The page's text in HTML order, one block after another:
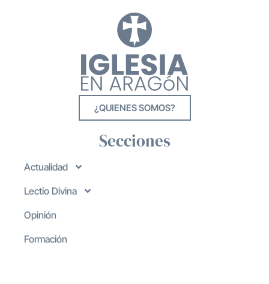
¿QUIENES SOMOS?
Secciones
Actualidad
Lectio Divina
Opinión
Formación